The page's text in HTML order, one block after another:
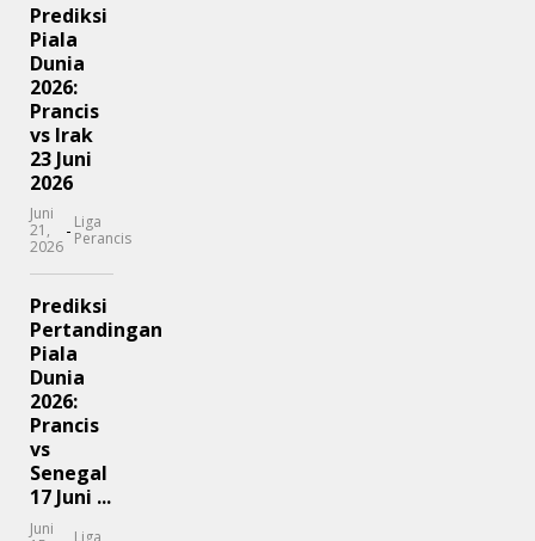
Prediksi
Piala
Dunia
2026:
Prancis
vs Irak
23 Juni
2026
Juni
21,
2026
- Liga
Perancis
Prediksi
Pertandingan
Piala
Dunia
2026:
Prancis
vs
Senegal
17 Juni ...
Juni
Liga